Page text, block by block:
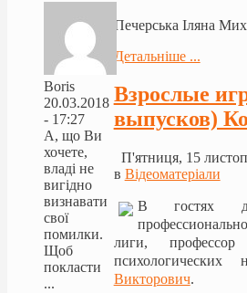
Печерська Іляна
Детальніше ...
Взрослые
выпусков)
П'ятниця, 15
в Відеоматеріали
В гостях
лиги, профессор
психологических
Викторович.
Boris
20.03.2018
- 17:27
А, що Ви
хочете,
владі не
вигідно
визнавати
свої
помилки.
Щоб
покласти
...